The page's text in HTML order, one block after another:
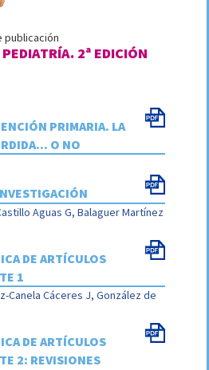
publicación
2ª EDICIÓN
PRIMARIA. LA
O NO
Aguas G, Balaguer Martínez
DE ARTÍCULOS
1
Canela Cáceres J, González de
DE ARTÍCULOS
2: REVISIONES